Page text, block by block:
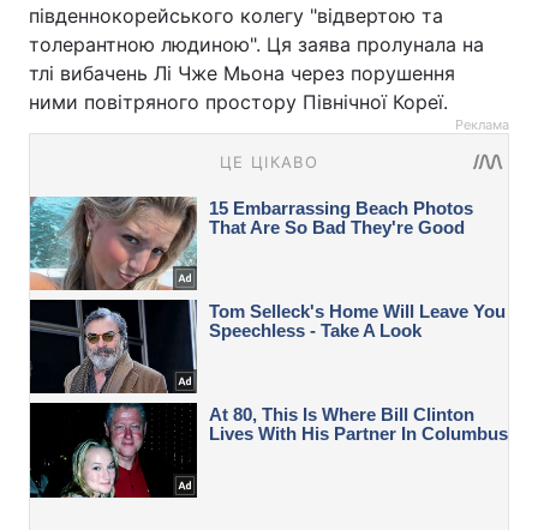
південнокорейського колегу "відвертою та
толерантною людиною". Ця заява пролунала на
тлі вибачень Лі Чже Мьона через порушення
ними повітряного простору Північної Кореї.
Реклама